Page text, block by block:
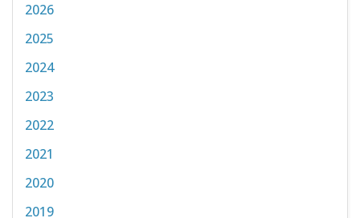
2026
2025
2024
2023
2022
2021
2020
2019